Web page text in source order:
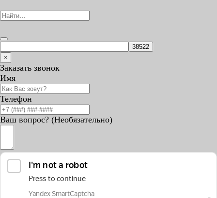
for:
×
Заказать звонок
Имя
Телефон
Ваш вопрос? (Необязательно)